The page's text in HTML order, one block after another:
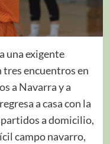
una exigente
tres encuentros en
a Navarra y a
a casa con la
a domicilio,
campo navarro,